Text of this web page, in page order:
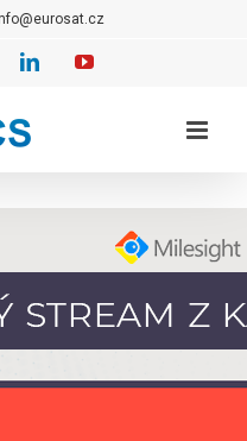
LinkedInYouTube